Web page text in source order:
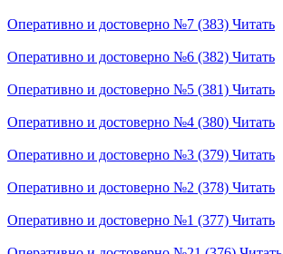
Оперативно и достоверно №7 (383) Читать
Оперативно и достоверно №6 (382) Читать
Оперативно и достоверно №5 (381) Читать
Оперативно и достоверно №4 (380) Читать
Оперативно и достоверно №3 (379) Читать
Оперативно и достоверно №2 (378) Читать
Оперативно и достоверно №1 (377) Читать